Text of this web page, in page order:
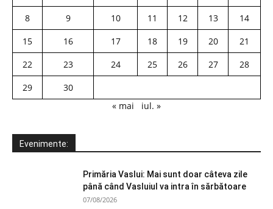
8
9 10 11 12 13
14
15
16 17 18 19 20
21
22
23 24 25 26 27
28
29
30
« mai
iul. »
Evenimente:
Primăria Vaslui: Mai sunt doar câteva zile
până când Vasluiul va intra în sărbătoare
07/08/2026